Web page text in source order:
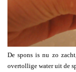
De spons is nu zo
overtollige water uit de